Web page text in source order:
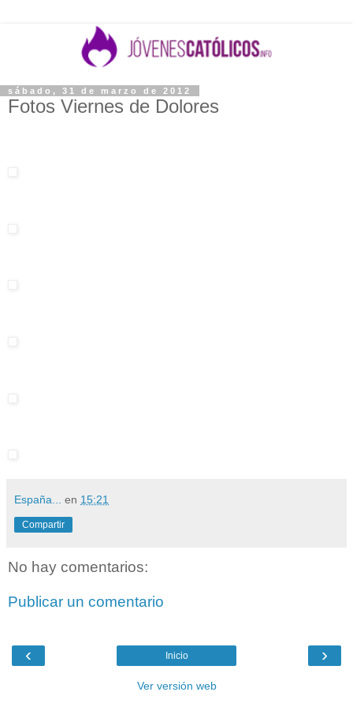
sábado, 31 de marzo de 2012
Fotos Viernes de Dolores
España... en 15:21
Compartir
No hay comentarios:
Publicar un comentario
‹ ›
Inicio
Ver versión web